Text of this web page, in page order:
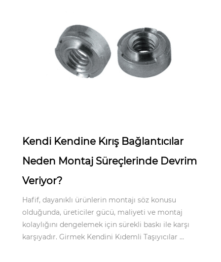
Kendi Kendine Kırış Bağlantıcılar
Neden Montaj Süreçlerinde Devrim
Veriyor?
Hafif, dayanıklı ürünlerin montajı söz konusu
olduğunda, üreticiler gücü, maliyeti ve montaj
kolaylığını dengelemek için sürekli baskı ile karşı
karşıyadır. Girmek Kendini Kıdemli Taşıyıcılar ...